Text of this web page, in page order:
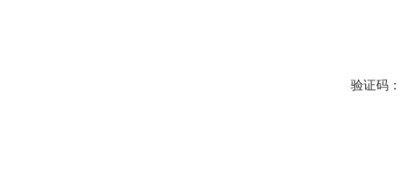
验证码：